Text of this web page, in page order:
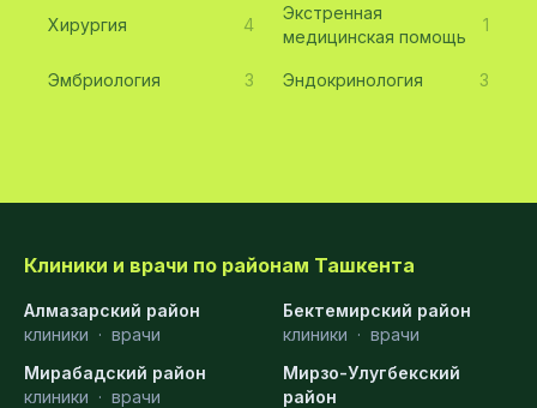
Хирургия 4
Экстренная
медицинская помощь
1
Эмбриология 3 Эндокринология 3
Клиники и врачи по районам Ташкента
Алмазарский район
клиники · врачи
Бектемирский район
клиники · врачи
Мирабадский район
клиники · врачи
Мирзо-Улугбекский
район